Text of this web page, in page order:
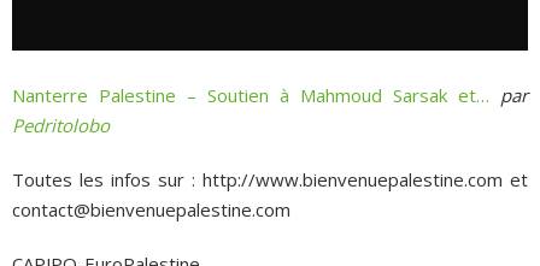
Nanterre Palestine – Soutien à Mahmoud Sarsak et… par
Pedritolobo
Toutes les infos sur : http://www.bienvenuepalestine.com et
contact@bienvenuepalestine.com